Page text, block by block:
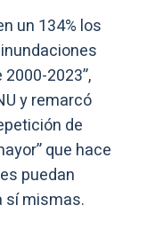
un 134% los
2023”,
y remarcó
de
que hace
puedan
sí mismas.